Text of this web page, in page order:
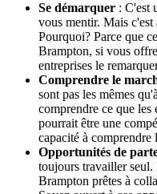
Se démarquer : C'est
vous mentir. Mais c'est
Pourquoi? Parce que
Brampton, si vous
entreprises le
Comprendre le
sont pas les mêmes
comprendre ce que les
pourrait être une
capacité à comprendre
Opportunités de
toujours travailler seul.
Brampton prêtes à